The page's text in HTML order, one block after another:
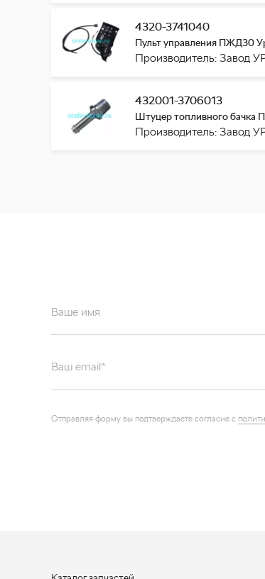
4320-3741040
Пульт управления ПЖД30
Производитель: Завод
432001-3706013
Штуцер топливного бачка
Производитель: Завод
Ваше имя
Отправляя форму вы подтверждаете согласие с